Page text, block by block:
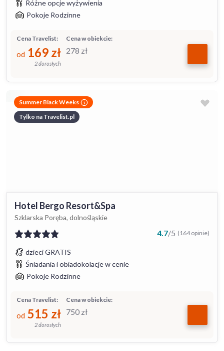
Różne opcje wyżywienia
Pokoje Rodzinne
Cena w obiekcie:
278 zł
Cena Travelist:
od 169 zł
2 dorosłych
Summer Black Weeks
Tylko na Travelist.pl
Hotel Bergo Resort&Spa
Szklarska Poręba, dolnośląskie
4.7/5 (164 opinie)
dzieci GRATIS
Śniadania i obiadokolacje w cenie
Pokoje Rodzinne
Cena w obiekcie:
750 zł
Cena Travelist:
od 515 zł
2 dorosłych